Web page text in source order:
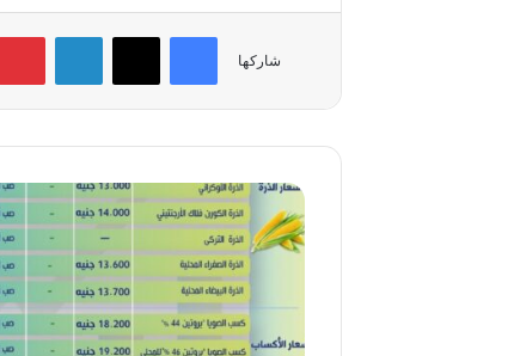
شاركها
فيسبوك ‫X لينكدإن
أسعار
خامات
الأعلاف
6/4/2025